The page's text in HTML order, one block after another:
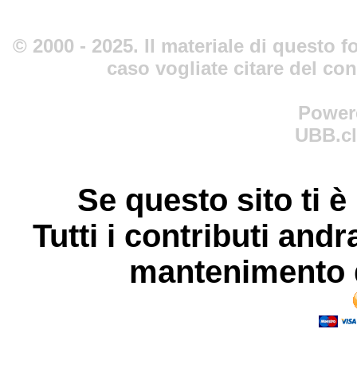
© 2000 - 2025. Il materiale di questo
caso vogliate citare del
Se questo sito ti
Tutti i contributi